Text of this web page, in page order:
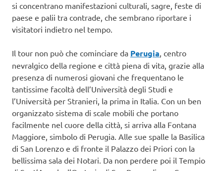
si concentrano manifestazioni culturali, sagre, feste di
paese e palii tra contrade, che sembrano riportare i
visitatori indietro nel tempo.
Il tour non può che cominciare da Perugia, centro
nevralgico della regione e città piena di vita, grazie alla
presenza di numerosi giovani che frequentano le
tantissime facoltà dell’Università degli Studi e
l’Università per Stranieri, la prima in Italia. Con un ben
organizzato sistema di scale mobili che portano
facilmente nel cuore della città, si arriva alla Fontana
Maggiore, simbolo di Perugia. Alle sue spalle la Basilica
di San Lorenzo e di fronte il Palazzo dei Priori con la
bellissima sala dei Notari. Da non perdere poi il Tempio